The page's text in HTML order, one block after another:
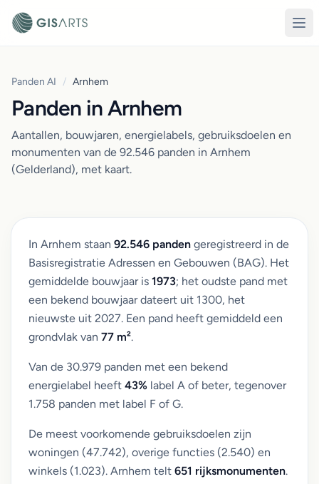
Panden AI / Arnhem
Panden in Arnhem
Aantallen, bouwjaren, energielabels, gebruiksdoelen en
monumenten van de 92.546 panden in Arnhem
(Gelderland), met kaart.
In Arnhem staan 92.546 panden geregistreerd in de
Basisregistratie Adressen en Gebouwen (BAG). Het
gemiddelde bouwjaar is 1973; het oudste pand met
een bekend bouwjaar dateert uit 1300, het
nieuwste uit 2027. Een pand heeft gemiddeld een
grondvlak van 77 m².
Van de 30.979 panden met een bekend
energielabel heeft 43% label A of beter, tegenover
1.758 panden met label F of G.
De meest voorkomende gebruiksdoelen zijn
woningen (47.742), overige functies (2.540) en
winkels (1.023). Arnhem telt 651 rijksmonumenten.